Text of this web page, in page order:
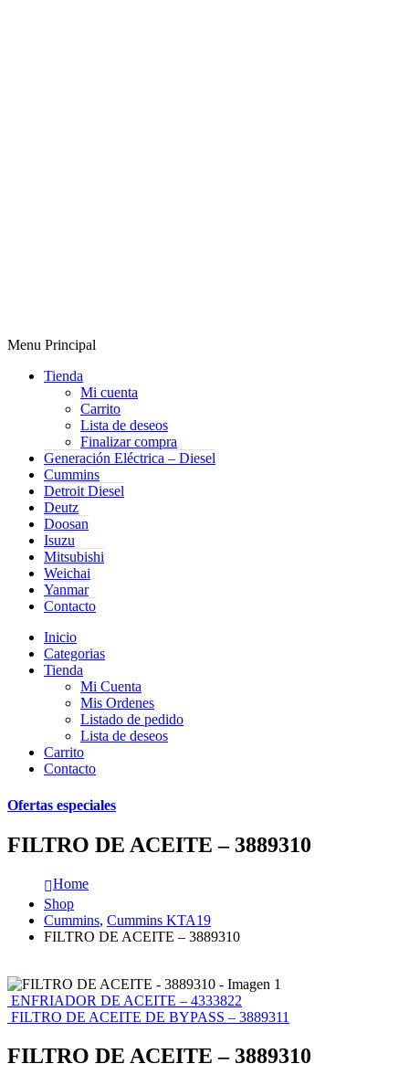
Menu Principal
Tienda
Mi cuenta
Carrito
Lista de deseos
Finalizar compra
Generación Eléctrica – Diesel
Cummins
Detroit Diesel
Deutz
Doosan
Isuzu
Mitsubishi
Weichai
Yanmar
Contacto
Inicio
Categorias
Tienda
Mi Cuenta
Mis Ordenes
Listado de pedido
Lista de deseos
Carrito
Contacto
Ofertas especiales
FILTRO DE ACEITE – 3889310
Home
Shop
Cummins, Cummins KTA19
FILTRO DE ACEITE – 3889310
ENFRIADOR DE ACEITE – 4333822
FILTRO DE ACEITE DE BYPASS – 3889311
FILTRO DE ACEITE – 3889310